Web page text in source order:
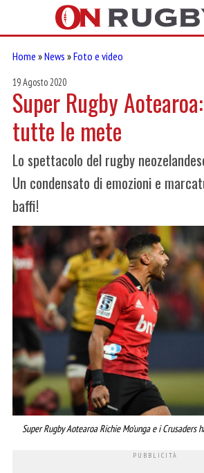
Home »News »Foto e video
19 Agosto 2020
Super Rugby
tutte le mete
Lo spettacolo del rugby
Un condensato di emozioni e
baffi!
Super Rugby Aotearoa Richie Mo'unga e i Crusaders